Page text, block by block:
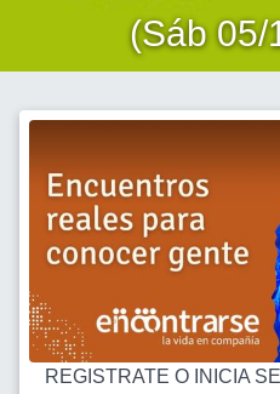
(Sáb 05/
REGISTRATE O INICIA